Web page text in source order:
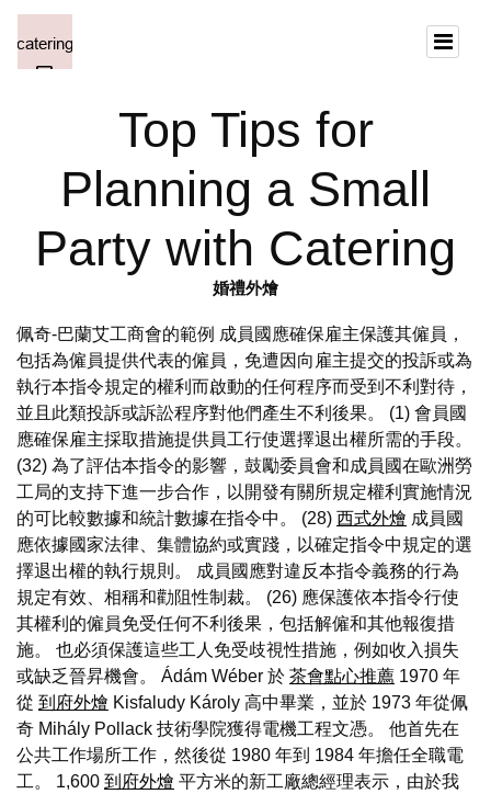
Top Tips for
Planning a Small
Party with Catering
婚禮外燴
佩奇-巴蘭艾工商會的範例 成員國應確保雇主保護其僱員，
包括為僱員提供代表的僱員，免遭因向雇主提交的投訴或為
執行本指令規定的權利而啟動的任何程序而受到不利對待，
並且此類投訴或訴訟程序對他們產生不利後果。 (1) 會員國
應確保雇主採取措施提供員工行使選擇退出權所需的手段。
(32) 為了評估本指令的影響，鼓勵委員會和成員國在歐洲勞
工局的支持下進一步合作，以開發有關所規定權利實施情況
的可比較數據和統計數據在指令中。 (28) 西式外燴 成員國
應依據國家法律、集體協約或實踐，以確定指令中規定的選
擇退出權的執行規則。 成員國應對違反本指令義務的行為
規定有效、相稱和勸阻性制裁。 (26) 應保護依本指令行使
其權利的僱員免受任何不利後果，包括解僱和其他報復措
施。 也必須保護這些工人免受歧視性措施，例如收入損失
或缺乏晉昇機會。 Ádám Wéber 於 茶會點心推薦 1970 年
從 到府外燴 Kisfaludy Károly 高中畢業，並於 1973 年從佩
奇 Mihály Pollack 技術學院獲得電機工程文憑。 他首先在
公共工作場所工作，然後從 1980 年到 1984 年擔任全職電
工。 1,600 到府外燴 平方米的新工廠總經理表示，由於我